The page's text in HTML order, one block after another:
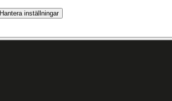
Hantera inställningar